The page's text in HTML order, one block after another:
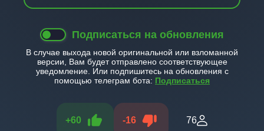
Подписаться на обновления
В случае выхода новой оригинальной или взломанной
версии, Вам будет отправлено соответствующее
уведомление. Или подпишитесь на обновления с
помощью телеграм бота: Подписаться
+60 -16 76